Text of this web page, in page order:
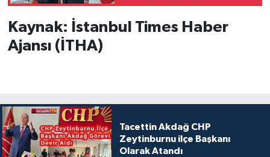
Kaynak: İstanbul Times Haber
Ajansı (İTHA)
Tacettin Akdağ CHP
Zeytinburnu ilçe Başkanı
Olarak Atandı